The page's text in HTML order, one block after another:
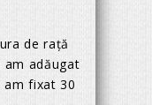
de rață
adăugat
fixat 30